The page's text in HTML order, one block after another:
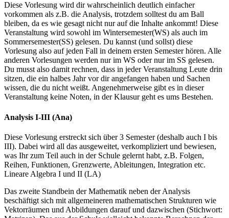
Diese Vorlesung wird dir wahrscheinlich deutlich einfacher
vorkommen als z.B. die Analysis, trotzdem solltest du am Ball
bleiben, da es wie gesagt nicht nur auf die Inhalte ankommt! Diese
Veranstaltung wird sowohl im Wintersemester(WS) als auch im
Sommersemester(SS) gelesen. Du kannst (und sollst) diese
Vorlesung also auf jeden Fall in deinem ersten Semester hören. Alle
anderen Vorlesungen werden nur im WS oder nur im SS gelesen.
Du musst also damit rechnen, dass in jeder Veranstaltung Leute drin
sitzen, die ein halbes Jahr vor dir angefangen haben und Sachen
wissen, die du nicht weißt. Angenehmerweise gibt es in dieser
Veranstaltung keine Noten, in der Klausur geht es ums Bestehen.
Analysis I-III (Ana)
Diese Vorlesung erstreckt sich über 3 Semester (deshalb auch I bis
III). Dabei wird all das ausgeweitet, verkompliziert und bewiesen,
was Ihr zum Teil auch in der Schule gelernt habt, z.B. Folgen,
Reihen, Funktionen, Grenzwerte, Ableitungen, Integration etc.
Lineare Algebra I und II (LA)
Das zweite Standbein der Mathematik neben der Analysis
beschäftigt sich mit allgemeineren mathematischen Strukturen wie
Vektorräumen und Abbildungen darauf und dazwischen (Stichwort: